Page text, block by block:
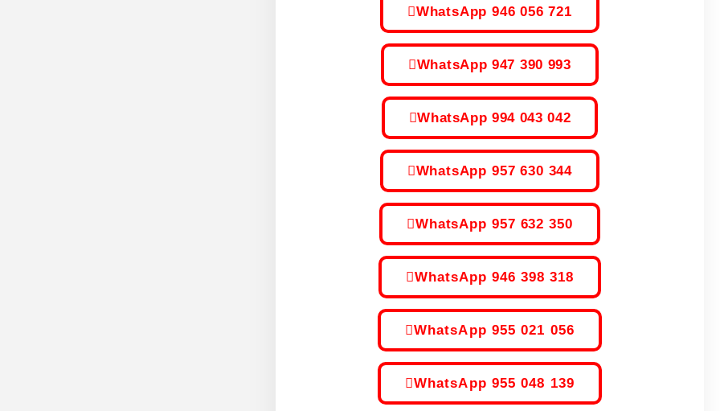
WhatsApp 946 056 721
WhatsApp 947 390 993
WhatsApp 994 043 042
WhatsApp 957 630 344
WhatsApp 957 632 350
WhatsApp 946 398 318
WhatsApp 955 021 056
WhatsApp 955 048 139